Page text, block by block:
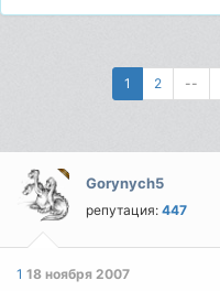
1 2 --
Gorynych5
репутация:447
118 ноября 2007